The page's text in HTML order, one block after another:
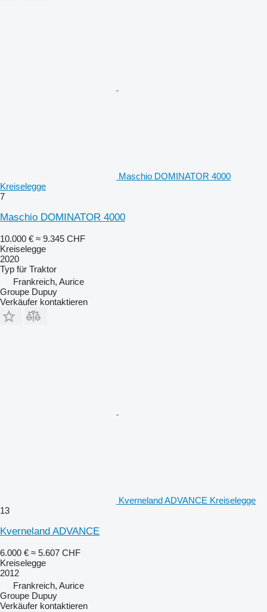
Maschio DOMINATOR 4000
Kreiselegge
7
Maschio DOMINATOR 4000
10.000 € ≈ 9.345 CHF
Kreiselegge
2020
Typ für Traktor
Frankreich, Aurice
Groupe Dupuy
Verkäufer kontaktieren
Kverneland ADVANCE Kreiselegge
13
Kverneland ADVANCE
6.000 € ≈ 5.607 CHF
Kreiselegge
2012
Frankreich, Aurice
Groupe Dupuy
Verkäufer kontaktieren